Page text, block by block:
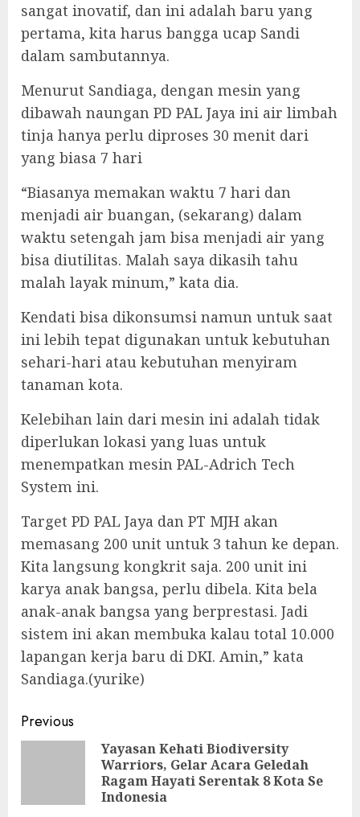
sangat inovatif, dan ini adalah baru yang
pertama, kita harus bangga ucap Sandi
dalam sambutannya.
Menurut Sandiaga, dengan mesin yang
dibawah naungan PD PAL Jaya ini air limbah
tinja hanya perlu diproses 30 menit dari
yang biasa 7 hari
“Biasanya memakan waktu 7 hari dan
menjadi air buangan, (sekarang) dalam
waktu setengah jam bisa menjadi air yang
bisa diutilitas. Malah saya dikasih tahu
malah layak minum,” kata dia.
Kendati bisa dikonsumsi namun untuk saat
ini lebih tepat digunakan untuk kebutuhan
sehari-hari atau kebutuhan menyiram
tanaman kota.
Kelebihan lain dari mesin ini adalah tidak
diperlukan lokasi yang luas untuk
menempatkan mesin PAL-Adrich Tech
System ini.
Target PD PAL Jaya dan PT MJH akan
memasang 200 unit untuk 3 tahun ke depan.
Kita langsung kongkrit saja. 200 unit ini
karya anak bangsa, perlu dibela. Kita bela
anak-anak bangsa yang berprestasi. Jadi
sistem ini akan membuka kalau total 10.000
lapangan kerja baru di DKI. Amin,” kata
Sandiaga.(yurike)
Continue
Reading
Previous
Yayasan Kehati Biodiversity
Warriors, Gelar Acara Geledah
Ragam Hayati Serentak 8 Kota Se
Indonesia